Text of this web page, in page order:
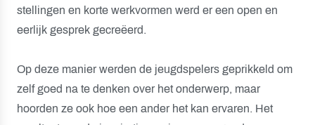
stellingen en korte werkvormen werd er een open en
eerlijk gesprek gecreëerd.
Op deze manier werden de jeugdspelers geprikkeld om
zelf goed na te denken over het onderwerp, maar
hoorden ze ook hoe een ander het kan ervaren. Het